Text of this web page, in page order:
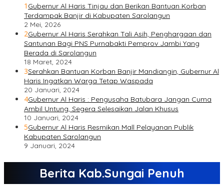
1 Gubernur Al Haris Tinjau dan Berikan Bantuan Korban
Terdampak Banjir di Kabupaten Sarolangun
2 Mei, 2026
2Gubernur Al Haris Serahkan Tali Asih, Penghargaan dan
Santunan Bagi PNS Purnabakti Pemprov Jambi Yang
Berada di Sarolangun
18 Maret, 2024
3Serahkan Bantuan Korban Banjir Mandiangin, Gubernur Al
Haris Ingatkan Warga Tetap Waspada
20 Januari, 2024
4Gubernur Al Haris : Pengusaha Batubara Jangan Cuma
Ambil Untung, Segera Selesaikan Jalan Khusus
10 Januari, 2024
5Gubernur Al Haris Resmikan Mall Pelayanan Publik
Kabupaten Sarolangun
9 Januari, 2024
Berita Kab.Sungai Penuh